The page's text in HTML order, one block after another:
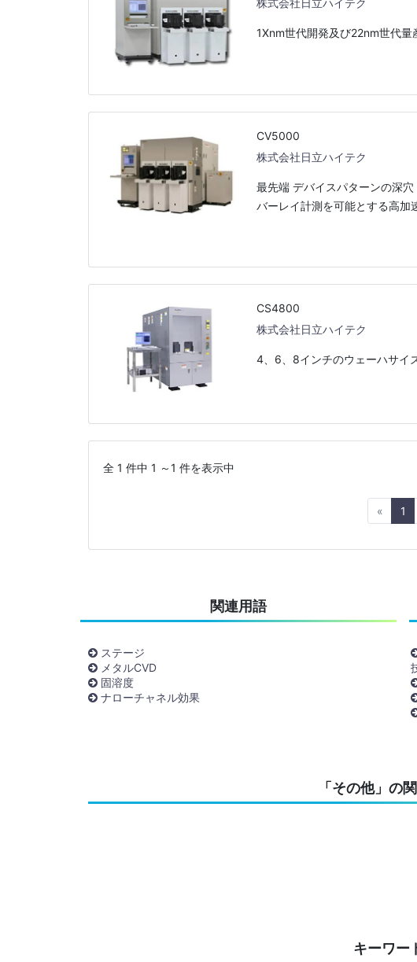
1Xnm世代開発及び22nm世代量
CV5000
株式会社日立ハイテク
最先端 デバイスパターンの深
バーレイ計測を可能とする高加
CS4800
株式会社日立ハイテク
4、6、8インチのウェーハサイ
全 1 件中 1 ～1 件を表示中
« 1
関連用語
ステージ
メタルCVD
固溶度
ナローチャネル効果
「その他」の
キーワー